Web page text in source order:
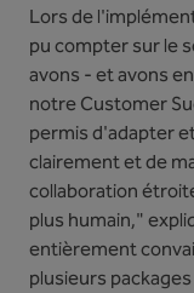
Lors de
pu compter sur le
avons - et avons
notre Customer
permis d'adapter
clairement et de
collaboration
plus humain,"
entièrement
plusieurs